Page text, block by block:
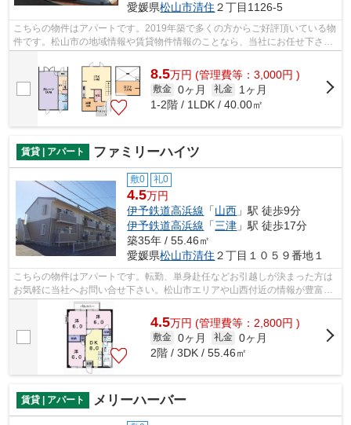
愛媛県松山市清住 ２丁目1126-5
こちらの物件はアパートです。2019年築で多くの方からご好評頂いている物
件です。松山市の地域情報や賃貸物件情報のことなら、当社にお任せ下さ
8.5万円 (管理費等：3,000円 )
敷金 0ヶ月 礼金
1ヶ月
1-2階 / 1LDK / 40.00㎡
賃貸 | アパート ファミリーハイツ
敷0 礼0
4.5万円
伊予鉄道高浜線 「山西 」駅 徒歩9分
伊予鉄道高浜線 「三津 」駅 徒歩17分
築35年 / 55.46㎡
愛媛県松山市清住 ２丁目１０５９番地１
こちらの物件はアパートです。転勤、単身赴任などお引越しが決まった方は
お気軽に当社へお問い合せ下さい。松山市エリアや山西付近の情報が豊富で
4.5万円 (管理費等：2,800円 )
敷金 0ヶ月 礼金 0ヶ月
2階 / 3DK / 55.46㎡
賃貸 | アパート メリーハーバー